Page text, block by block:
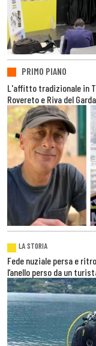
PRIMO PIANO
L'affitto tradizionale in
Rovereto e Riva del
LA STORIA
Fede nuziale persa e
l’anello perso da un